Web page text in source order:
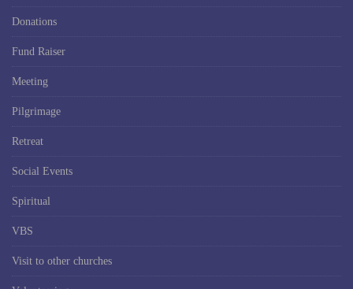
Donations
Fund Raiser
Meeting
Pilgrimage
Retreat
Social Events
Spiritual
VBS
Visit to other churches